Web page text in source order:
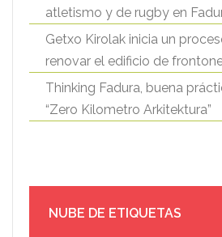
atletismo y de rugby en
Getxo Kirolak inicia un
renovar el edificio de
Thinking Fadura, buena
“Zero Kilometro Arkitektura”
NUBE DE ETIQUETAS